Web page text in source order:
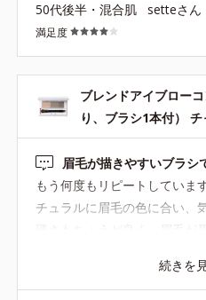
50代後半・混合肌 setteさん
満足度
ブレンドアイブロー
り、ブラシ1本付）
眉毛が描きやすいブラシ
もう何度もリピートしていま
チュラルに眉毛の色に合い、
がポロポロ出てしまい、ブラ
続きを